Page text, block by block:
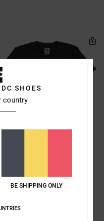
T-shirt à manches courtes Noir
Garçon 8-16 ans
SHOES
country
BE SHIPPING ONLY